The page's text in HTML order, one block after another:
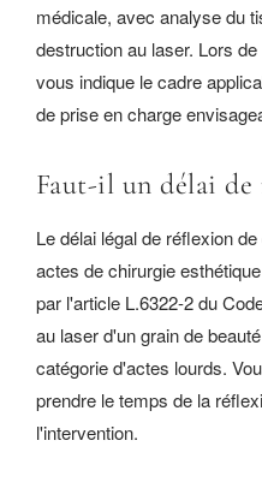
médicale, avec analyse du
destruction au laser. Lors
vous indique le cadre
de prise en charge
Faut-il un délai de
Le délai légal de réflexion
actes de chirurgie
par l'article L.6322-2 du
au laser d'un grain de
catégorie d'actes lourds.
prendre le temps de la
l'intervention.